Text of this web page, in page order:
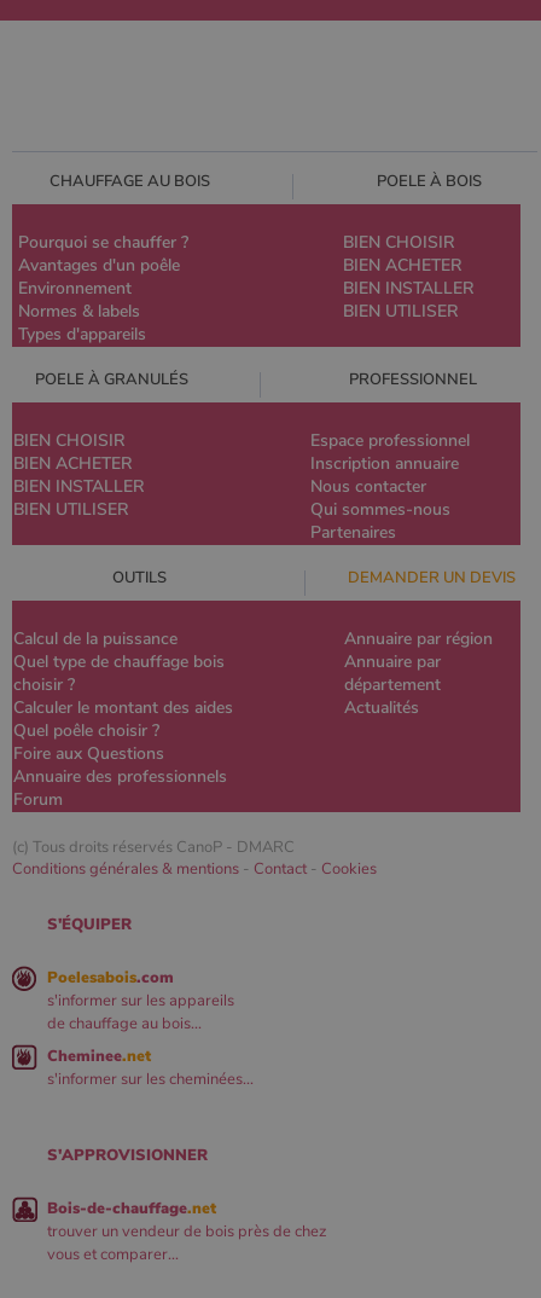
CHAUFFAGE AU BOIS POELE À BOIS
Pourquoi se chauffer ?
Avantages d'un poêle
Environnement
Normes & labels
Types d'appareils
BIEN CHOISIR
BIEN ACHETER
BIEN INSTALLER
BIEN UTILISER
POELE À GRANULÉS PROFESSIONNEL
BIEN CHOISIR
BIEN ACHETER
BIEN INSTALLER
BIEN UTILISER
Espace professionnel
Inscription annuaire
Nous contacter
Qui sommes-nous
Partenaires
OUTILS DEMANDER UN DEVIS
Calcul de la puissance
Quel type de chauffage bois
choisir ?
Calculer le montant des aides
Quel poêle choisir ?
Foire aux Questions
Annuaire des professionnels
Forum
Annuaire par région
Annuaire par
département
Actualités
(c) Tous droits réservés CanoP - DMARC
Conditions générales & mentions - Contact - Cookies
S'ÉQUIPER
Poelesabois.com
s'informer sur les appareils
de chauffage au bois...
Cheminee.net
s'informer sur les cheminées...
S'APPROVISIONNER
Bois-de-chauffage.net
trouver un vendeur de bois près de chez
vous et comparer...